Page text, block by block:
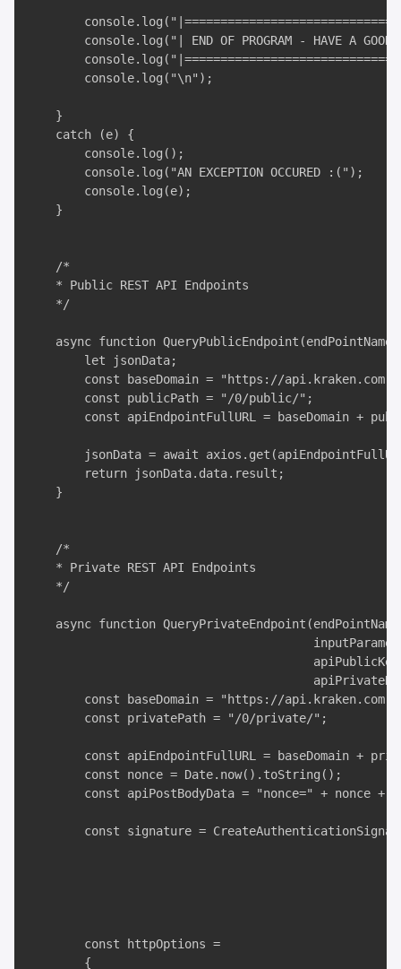
console.log("| END OF PROGRAM - HAVE A GOOD
        console.log("\n");
    }
    catch (e) {
        console.log();
        console.log("AN EXCEPTION OCCURED :(");
        console.log(e);
    }
    /*
    * Public REST API Endpoints
    */
async function
        let jsonData;
        const baseDomain = "https://api.kraken.com";
        const publicPath = "/0/public/";
const apiEndpointFullURL = baseDomain +
jsonData = await
        return jsonData.data.result;
    }
    /*
    * Private REST API Endpoints
    */
async function
        const baseDomain = "https://api.kraken.com";
        const privatePath = "/0/private/";
const apiEndpointFullURL = baseDomain +
        const nonce = Date.now().toString();
const apiPostBodyData = "nonce=" + nonce +
const signature =
        const httpOptions =
        {